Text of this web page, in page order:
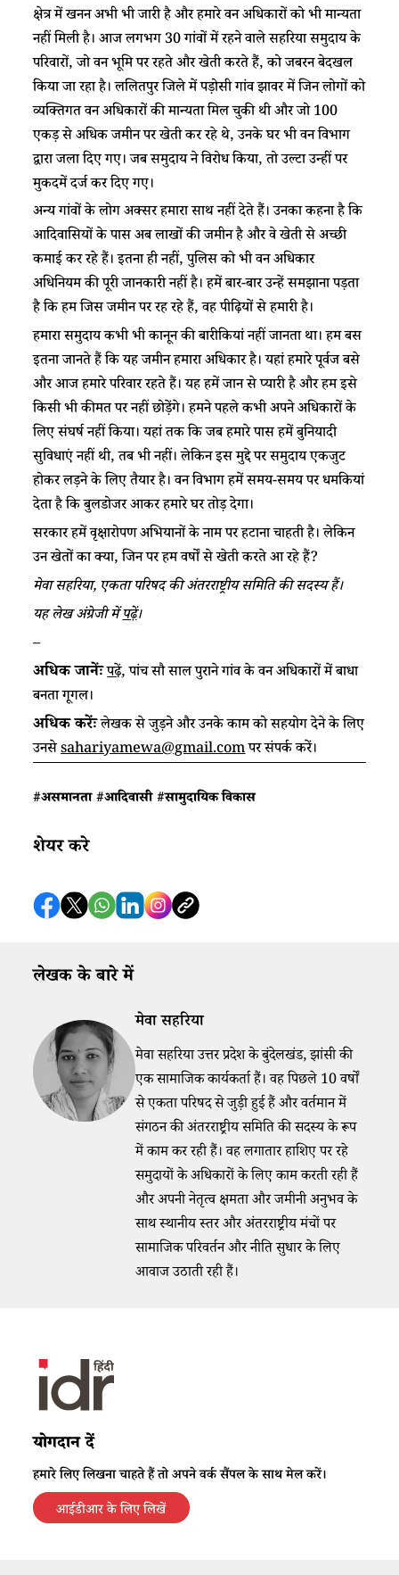
​​​क्षेत्र में ​​​खनन ​​अभी भी जारी है और हमारे वन अधिकारों को ​​​भी​​​ मान्यता
नहीं मिली है। आज लगभग 30 गांवों में रहने वाले सहरिया समुदाय के
परिवारों, जो वन भूमि पर रहते और खेती करते हैं, ​​​को​​ जबरन बेदखल
किया जा रहा है। ललितपुर जिले में पड़ोसी गांव झावर में जिन लोगों को
व्यक्तिगत वन अधिकारों की मान्यता मिल चुकी थी और जो 100
एकड़ से अधिक जमीन पर खेती कर रहे थे, उनके घर भी वन विभाग
द्वारा जला दिए गए। जब समुदाय ने विरोध किया, तो उल्टा उन्हीं पर
मुकदमें दर्ज कर दिए गए।​
अन्य गांवों के लोग अक्सर हमारा साथ नहीं देते हैं। उनका कहना है कि
आदिवासियों के पास अब लाखों की जमीन है और वे खेती से अच्छी
कमाई कर रहे हैं। इतना ही नहीं​​,​​ पुलिस को भी वन अधिकार
अधिनियम की पूरी जानकारी नहीं है​​। ​​हमें बार-बार ​​​उन्हें​​​ समझाना पड़ता
है कि हम जिस जमीन पर रह रहे हैं, वह पी​​​ढ़ियों से ​​​हमारी​​​ ​​​​​​है।​
​​हमारा​​​ समुदाय ​​​कभी भी​​​ ​​कानून​​ ​की बारीकियां नहीं जानता था। ​​​हम बस
इतना जानते हैं कि यह जमीन हमारा अधिकार है। यहां हमारे पूर्वज बसे
और आज हमारे परिवार रहते हैं। यह हमें जान से प्यारी है और हम इसे
किसी भी कीमत पर नहीं छोड़ेंगे। हमने ​​​पहले ​​​कभी अपने अधिकारों के
लिए संघर्ष नहीं किया​​।​​​​ यहां तक कि जब ​​​हमारे पास​​​ ​​​​​हमें​​​ बुनियादी
सुविधाएं​​ ​नहीं थी, तब भी नहीं।​​ ​​​लेकिन इस मुद्दे पर समुदाय ​​​एकजुट
होकर ​​​लड़ने के लिए तैयार है। वन विभाग हमें​​ ​समय-समय पर​​​ धमकियां
देता है कि बुलडोजर आकर हमारे घर तोड़ देगा​​।​​​​​​​
सरकार हमें वृक्षारोपण अभियानों के नाम पर ​​​हटाना चाहती है।​​​​​ लेकिन
उन खेतों का क्या, जिन पर हम ​​​​​वर्षों​​​ से खेती करते आ रहे हैं?​
मेवा सहरिया​​,​​ एकता परिषद की अंतरराष्ट्रीय समिति की सदस्य हैं।​
​​यह लेख अंग्रेजी मेंप​ढ़ें​​।
–
​​अधिक जानेंः​पढ़ें, ​पांच सौ साल पुराने गांव​​ के वन अधिकारों में बाधा
बनता गूगल​​।​
​​अधिक करेंः​​लेखक से जुड़ने और उनके काम को सहयोग देने के लिए
उनसेsahariyamewa@gmail.com​​ पर संपर्क करें।​
#असमानता #आदिवासी #सामुदायिक विकास
शेयर करे
लेखक के बारे में
मेवा सहरिया
मेवा सहरिया उत्तर प्रदेश के बुंदेलखंड, झांसी की
एक सामाजिक कार्यकर्ता हैं। वह पिछले 10 वर्षों
से एकता परिषद से जुड़ी हुई हैं और वर्तमान में
संगठन की अंतरराष्ट्रीय समिति की सदस्य के रूप
में काम कर रही हैं। वह लगातार हाशिए पर रहे
समुदायों के अधिकारों के लिए काम करती रही हैं
और अपनी नेतृत्व क्षमता और जमीनी अनुभव के
साथ स्थानीय स्तर और अंतरराष्ट्रीय मंचों पर
सामाजिक परिवर्तन और नीति सुधार के लिए
आवाज उठाती रही हैं।
योगदान दें
हमारे लिए लिखना चाहते हैं तो अपने वर्क सैंपल के साथ मेल करें।
आईडीआर के लिए लिखें